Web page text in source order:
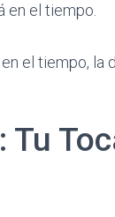
en el tiempo.
el tiempo, la
: Tu